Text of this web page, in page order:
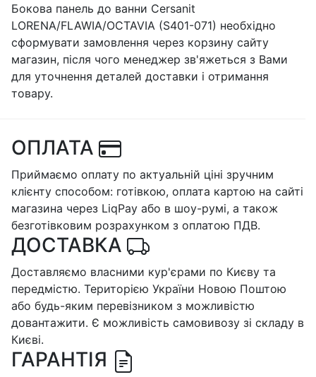
Бокова панель до ванни Cersanit
LORENA/FLAWIA/OCTAVIA (S401-071) необхідно
сформувати замовлення через корзину сайту
магазин, після чого менеджер зв'яжеться з Вами
для уточнення деталей доставки і отримання
товару.
ОПЛАТА
Приймаємо оплату по актуальній ціні зручним
клієнту способом: готівкою, оплата картою на сайті
магазина через LiqPay або в шоу-румі, а також
безготівковим розрахунком з оплатою ПДВ.
ДОСТАВКА
Доставляємо власними кур'єрами по Києву та
передмістю. Територією України Новою Поштою
або будь-яким перевізником з можливістю
довантажити. Є можливість самовивозу зі складу в
Києві.
ГАРАНТІЯ